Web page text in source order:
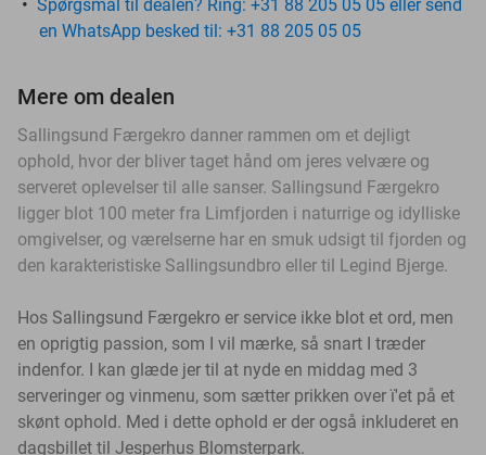
Spørgsmål til dealen? Ring: +31 88 205 05 05 eller send
en WhatsApp besked til: +31 88 205 05 05
Mere om dealen
Sallingsund Færgekro danner rammen om et dejligt
ophold, hvor der bliver taget hånd om jeres velvære og
serveret oplevelser til alle sanser. Sallingsund Færgekro
ligger blot 100 meter fra Limfjorden i naturrige og idylliske
omgivelser, og værelserne har en smuk udsigt til fjorden og
den karakteristiske Sallingsundbro eller til Legind Bjerge.
Hos Sallingsund Færgekro er service ikke blot et ord, men
en oprigtig passion, som I vil mærke, så snart I træder
indenfor. I kan glæde jer til at nyde en middag med 3
serveringer og vinmenu, som sætter prikken over ï'et på et
skønt ophold. Med i dette ophold er der også inkluderet en
dagsbillet til Jesperhus Blomsterpark.